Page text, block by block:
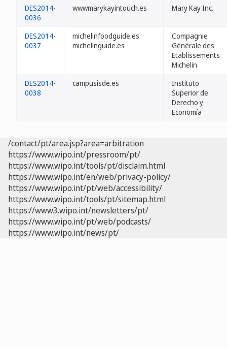
DES2014-
0036
wwwmarykayintouch.es Mary Kay Inc.
DES2014-
0037
michelinfoodguide.es
michelinguide.es
Compagnie
Générale des
Etablissements
Michelin
DES2014-
0038
campusisde.es
Instituto
Superior de
Derecho y
Economía
/contact/pt/area.jsp?area=arbitration
https://www.wipo.int/pressroom/pt/
https://www.wipo.int/tools/pt/disclaim.html
https://www.wipo.int/en/web/privacy-policy/
https://www.wipo.int/pt/web/accessibility/
https://www.wipo.int/tools/pt/sitemap.html
https://www3.wipo.int/newsletters/pt/
https://www.wipo.int/pt/web/podcasts/
https://www.wipo.int/news/pt/